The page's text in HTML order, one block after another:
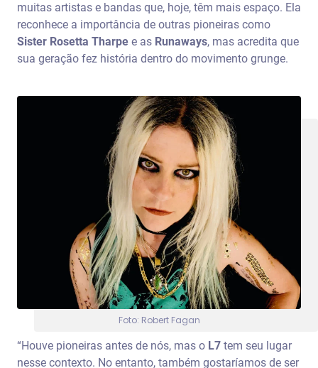
muitas artistas e bandas que, hoje, têm mais espaço. Ela
reconhece a importância de outras pioneiras como
Sister Rosetta Tharpe e as Runaways, mas acredita que
sua geração fez história dentro do movimento grunge.
Foto: Robert Fagan
“Houve pioneiras antes de nós, mas o L7 tem seu lugar
nesse contexto. No entanto, também gostaríamos de ser